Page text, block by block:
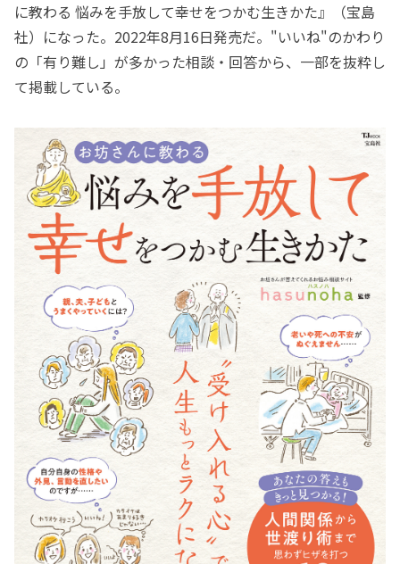
に教わる 悩みを手放して幸せをつかむ生きかた』（宝島
社）になった。2022年8月16日発売だ。"いいね"のかわり
の「有り難し」が多かった相談・回答から、一部を抜粋し
て掲載している。